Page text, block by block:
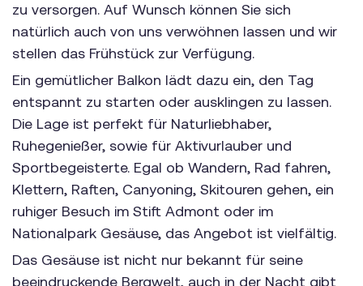
zu versorgen. Auf Wunsch können Sie sich
natürlich auch von uns verwöhnen lassen und wir
stellen das Frühstück zur Verfügung.
Ein gemütlicher Balkon lädt dazu ein, den Tag
entspannt zu starten oder ausklingen zu lassen.
Die Lage ist perfekt für Naturliebhaber,
Ruhegenießer, sowie für Aktivurlauber und
Sportbegeisterte. Egal ob Wandern, Rad fahren,
Klettern, Raften, Canyoning, Skitouren gehen, ein
ruhiger Besuch im Stift Admont oder im
Nationalpark Gesäuse, das Angebot ist vielfältig.
Das Gesäuse ist nicht nur bekannt für seine
beeindruckende Bergwelt, auch in der Nacht gibt